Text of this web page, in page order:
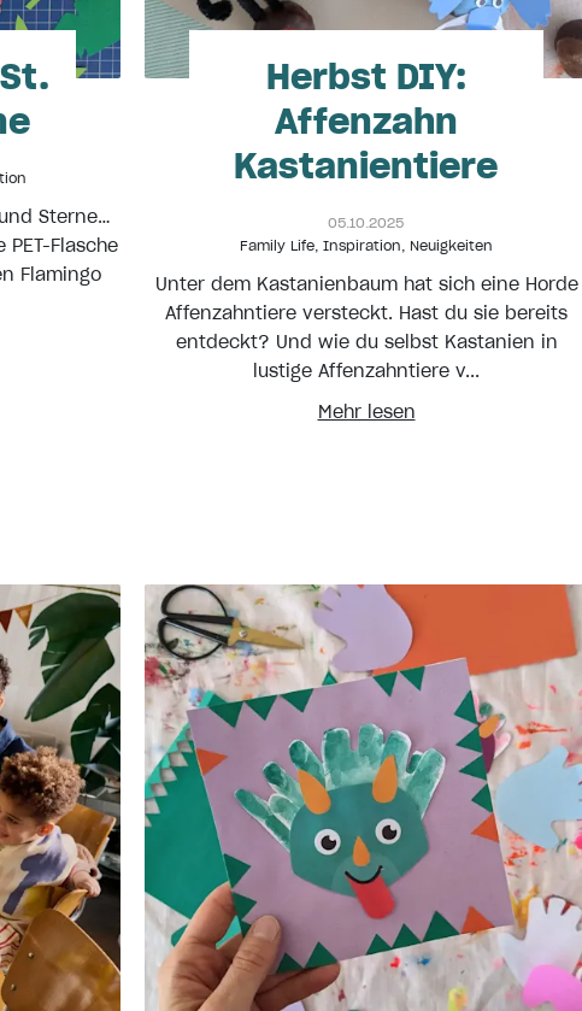
Sterne…
Flasche
Flamingo
Herbst DIY:
Affenzahn
Kastanientiere
05.10.2025
Family Life, Inspiration, Neuigkeiten
Unter dem Kastanienbaum hat sich eine Horde
Affenzahntiere versteckt. Hast du sie bereits
entdeckt? Und wie du selbst Kastanien in
lustige Affenzahntiere v...
Mehr lesen